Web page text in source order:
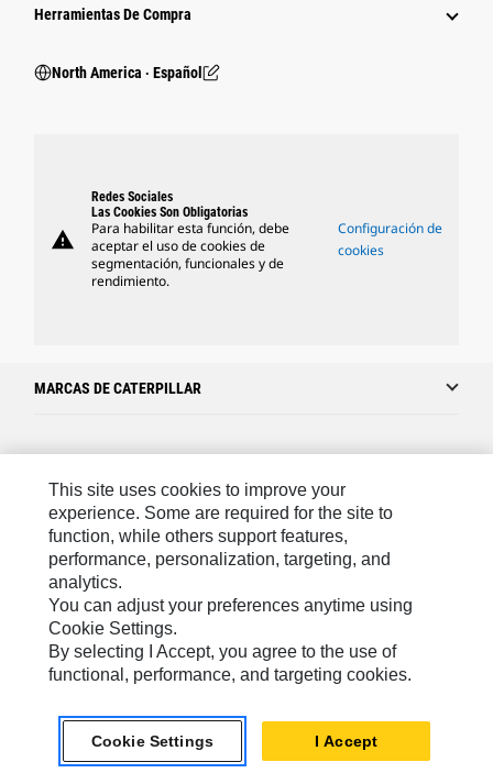
Herramientas De Compra
North America ‧ Español
warning
Redes Sociales
Las Cookies Son Obligatorias
Para habilitar esta función, debe
aceptar el uso de cookies de
segmentación, funcionales y de
rendimiento.
Configuración de
cookies
MARCAS DE CATERPILLAR
Caterpillar Contacto
Mis Preferencias De Marketing
Site Map
Cookie Settings
Legal
US- Español© 2026 Caterpillar. Todos los derechos reservados.
This site uses cookies to improve your
experience. Some are required for the site to
function, while others support features,
performance, personalization, targeting, and
analytics.
You can adjust your preferences anytime using
Cookie Settings.
By selecting I Accept, you agree to the use of
functional, performance, and targeting cookies.
Cookie Settings I Accept